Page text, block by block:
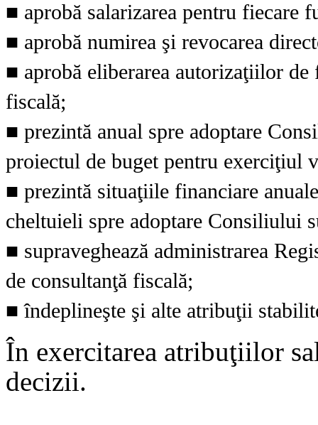
■ aprobă salarizarea pentru fiecare
■ aprobă numirea şi revocarea
■ aprobă eliberarea autorizaţiilor
fiscală;
■ prezintă anual spre adoptare
proiectul de buget pentru exerciţiul
■ prezintă situaţiile financiare
cheltuieli spre adoptare Consiliului
■ supraveghează administrarea
de consultanţă fiscală;
■ îndeplineşte şi alte atribuţii
În exercitarea atribuţiilor
decizii.